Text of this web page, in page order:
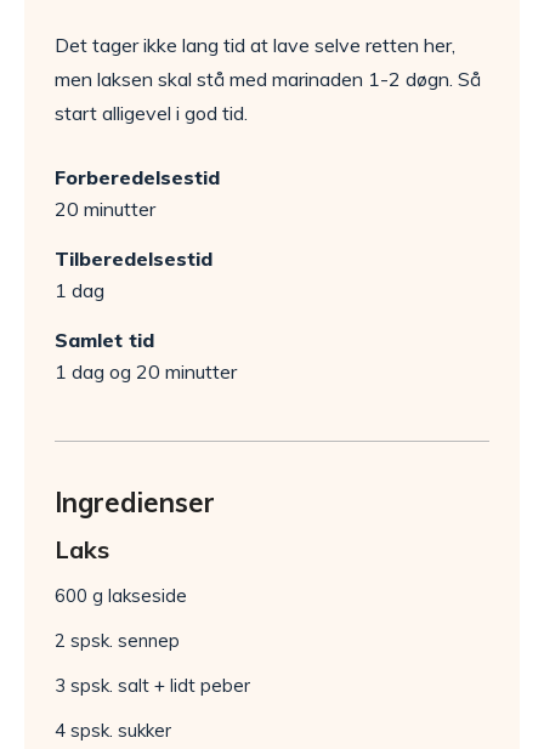
Det tager ikke lang tid at lave selve retten her,
men laksen skal stå med marinaden 1-2 døgn. Så
start alligevel i god tid.
Forberedelsestid
20 minutter
Tilberedelsestid
1 dag
Samlet tid
1 dag og 20 minutter
Ingredienser
Laks
600 g lakseside
2 spsk. sennep
3 spsk. salt + lidt peber
4 spsk. sukker